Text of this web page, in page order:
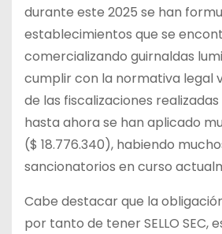
durante este 2025 se han
establecimientos que se
comercializando guirnaldas
cumplir con la normativa legal
de las fiscalizaciones
hasta ahora se han aplicado
($ 18.776.340), habiendo
sancionatorios en curso
Cabe destacar que la
por tanto de tener SELLO SEC,